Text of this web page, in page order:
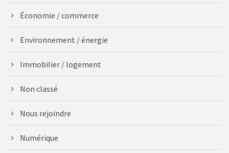
Économie / commerce
Environnement / énergie
Immobilier / logement
Non classé
Nous rejoindre
Numérique